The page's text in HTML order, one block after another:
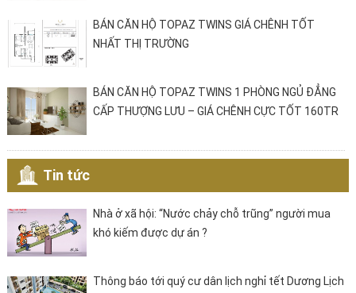
BÁN CĂN HỘ TOPAZ TWINS GIÁ CHÊNH TỐT
NHẤT THỊ TRƯỜNG
BÁN CĂN HỘ TOPAZ TWINS 1 PHÒNG NGỦ ĐẲNG
CẤP THƯỢNG LƯU – GIÁ CHÊNH CỰC TỐT 160TR
Tin tức
Nhà ở xã hội: “Nước chảy chỗ trũng” người mua
khó kiếm được dự án ?
Thông báo tới quý cư dân lịch nghỉ tết Dương Lịch